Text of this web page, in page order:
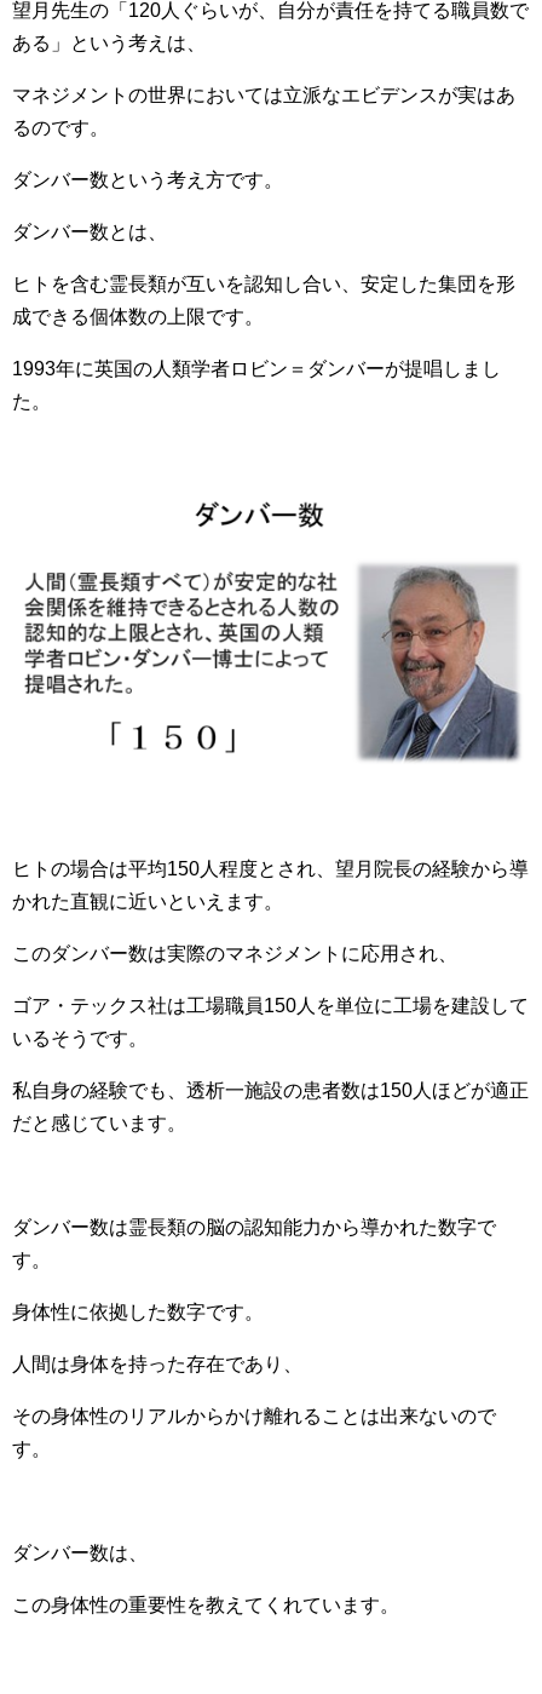
望月先生の「120人ぐらいが、自分が責任を持てる職員数で
ある」という考えは、
マネジメントの世界においては立派なエビデンスが実はあ
るのです。
ダンバー数という考え方です。
ダンバー数とは、
ヒトを含む霊長類が互いを認知し合い、安定した集団を形
成できる個体数の上限です。
1993年に英国の人類学者ロビン＝ダンバーが提唱しまし
た。
ヒトの場合は平均150人程度とされ、望月院長の経験から導
かれた直観に近いといえます。
このダンバー数は実際のマネジメントに応用され、
ゴア・テックス社は工場職員150人を単位に工場を建設して
いるそうです。
私自身の経験でも、透析一施設の患者数は150人ほどが適正
だと感じています。
ダンバー数は霊長類の脳の認知能力から導かれた数字で
す。
身体性に依拠した数字です。
人間は身体を持った存在であり、
その身体性のリアルからかけ離れることは出来ないので
す。
ダンバー数は、
この身体性の重要性を教えてくれています。